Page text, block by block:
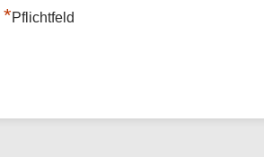
*Pflichtfeld